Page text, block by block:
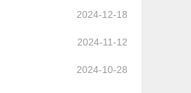
2024-12-18
2024-11-12
2024-10-28